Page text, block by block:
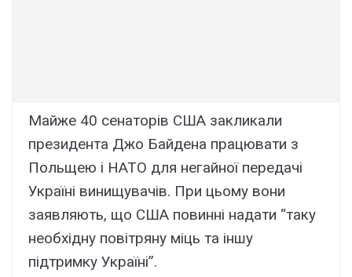
Майже 40 сенаторів США закликали
президента Джо Байдена працювати з
Польщею і НАТО для негайної передачі
Україні винищувачів. При цьому вони
заявляють, що США повинні надати “таку
необхідну повітряну міць та іншу
підтримку Україні”.